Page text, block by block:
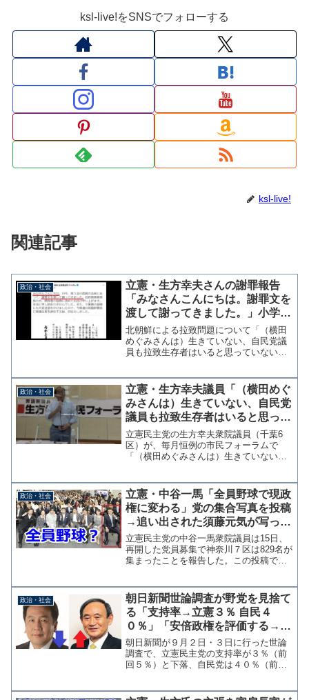
ksl-live!をSNSでフォローする
ksl-live!
関連記事
政治・社会
立憲・生方幸夫さんの謝罪報告
「みなさんこんにちは。謝罪文を
渡して謝ってきました。」小学生
の反省文？
北朝鮮による拉致問題について「（横田
めぐみさんは）生きていない、自民党議
員も拉致生存者はいると思っていない」
救う会の西岡力会長に直接会って謝罪文
を手渡したことをツイ...
政治・社会
立憲・生方幸夫議員「（横田めぐ
みさんは）生きていない、自民党
議員も拉致生存者はいると思って
いない」救う会が抗議声明
立憲民主党の生方幸夫衆院議員（千葉6
区）が、毎月恒例の市民フォーラムで
「（横田めぐみさんは）生きていない、
に生存者はいないとの私見を述べていた
ことがわかった。 これを受...
政治・社会
立憲・中谷一馬「全員野球で現政
権に変わる」党の集合写真を投稿
→追い出された須藤元気が写って
いると話題に
立憲民主党の中谷一馬衆院議員は15日、
再開した党員募集で神奈川７区は829名が
集まったことを報告した。この投稿で中
す」と青年局の集合写真を投稿し決意を
表明したが、その写真...
政治・社会
朝日新聞世論調査が野党を見捨て
る「支持率→立憲３％ 自民４
０％」「安倍政権を評価する→７
０％」「次の首相にふさわしいの
は？→菅ちゃん３８％でトップ」
朝日新聞が９月２日・３日に行った世論
調査で、立憲民主党の支持率が３％（前
回５％）と下落、自民党は４０％（前回
今、どの政党を支持していますか。政党